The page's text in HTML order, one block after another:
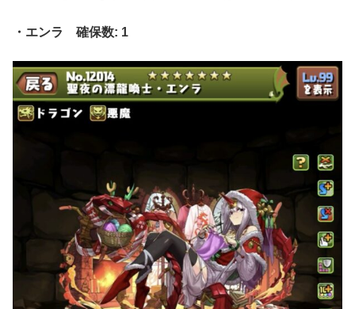
・エンラ 確保数: 1